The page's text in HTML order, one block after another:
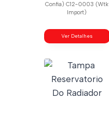
Confia) C12-0003 (Wtk
Import)
Ver Detalhes